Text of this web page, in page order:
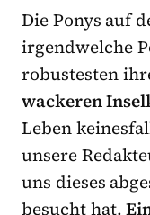
Die Ponys auf
irgendwelche
robustesten
wackeren
Leben
unsere
uns dieses
besucht hat.